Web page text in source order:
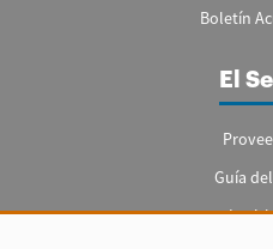
Boletín
El
Guía